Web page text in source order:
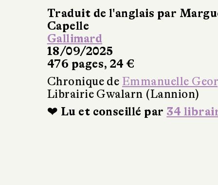
Traduit de l'anglais par
Capelle
Gallimard
18/09/2025
476 pages, 24 €
Chronique de Emmanuelle
Librairie Gwalarn (Lannion)
❤ Lu et conseillé par 34